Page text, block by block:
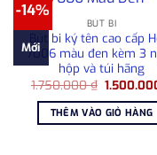
-14%
Mới
BÚT BI
Bút bi ký tên cao cấp
7006 màu đen kèm 3
hộp và túi hãng
1.750.000₫ Giá
là:
1.750.000
THÊM VÀO GIỎ HÀNG